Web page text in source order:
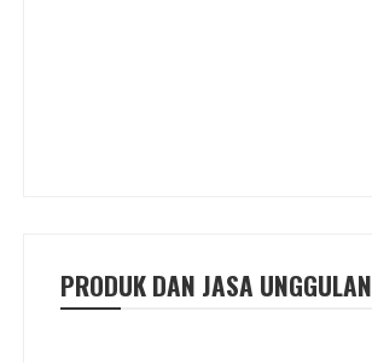
PRODUK DAN JASA UNGGULAN